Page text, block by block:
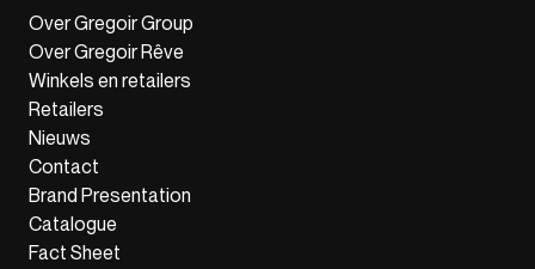
Over Gregoir Group
Over Gregoir Rêve
Winkels en retailers
Retailers
Nieuws
Contact
Brand Presentation
Catalogue
Fact Sheet